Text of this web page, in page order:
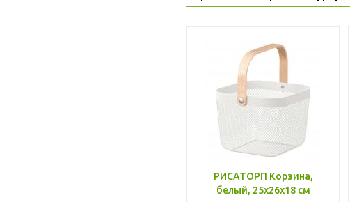
РИСАТОРП Корзина,
белый, 25x26x18 см